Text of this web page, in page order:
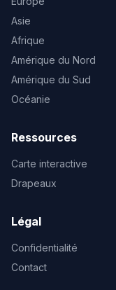
Asie
Afrique
Amérique du Nord
Amérique du Sud
Océanie
Ressources
Carte interactive
Drapeaux
Légal
Confidentialité
Contact